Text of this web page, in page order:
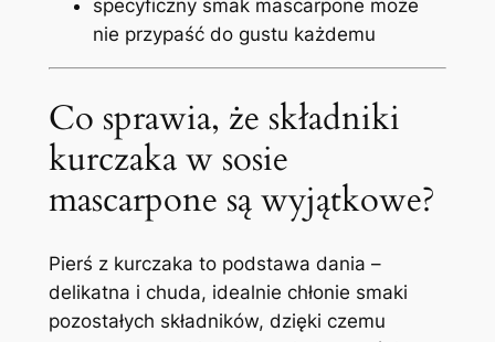
specyficzny smak mascarpone może
nie przypaść do gustu każdemu
Co sprawia, że składniki
kurczaka w sosie
mascarpone są wyjątkowe?
Pierś z kurczaka to podstawa dania –
delikatna i chuda, idealnie chłonie smaki
pozostałych składników, dzięki czemu